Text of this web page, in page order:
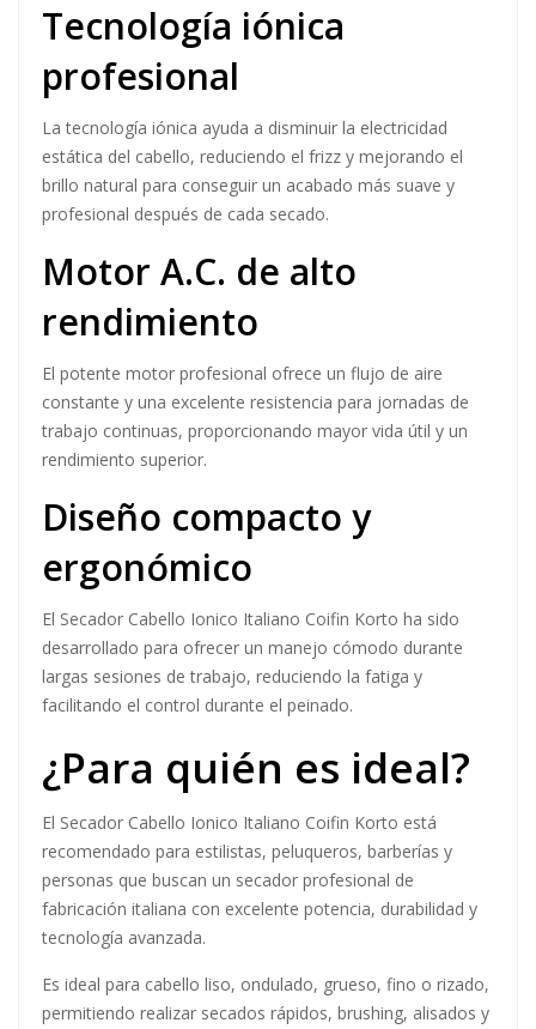
Tecnología iónica
profesional
La tecnología iónica ayuda a disminuir la electricidad
estática del cabello, reduciendo el frizz y mejorando el
brillo natural para conseguir un acabado más suave y
profesional después de cada secado.
Motor A.C. de alto
rendimiento
El potente motor profesional ofrece un flujo de aire
constante y una excelente resistencia para jornadas de
trabajo continuas, proporcionando mayor vida útil y un
rendimiento superior.
Diseño compacto y
ergonómico
El Secador Cabello Ionico Italiano Coifin Korto ha sido
desarrollado para ofrecer un manejo cómodo durante
largas sesiones de trabajo, reduciendo la fatiga y
facilitando el control durante el peinado.
¿Para quién es ideal?
El Secador Cabello Ionico Italiano Coifin Korto está
recomendado para estilistas, peluqueros, barberías y
personas que buscan un secador profesional de
fabricación italiana con excelente potencia, durabilidad y
tecnología avanzada.
Es ideal para cabello liso, ondulado, grueso, fino o rizado,
permitiendo realizar secados rápidos, brushing, alisados y